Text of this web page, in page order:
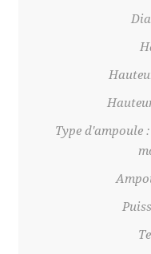
Type d'ampoule